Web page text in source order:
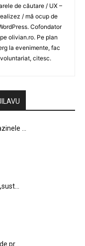
de căutare / UX –
/ mă ocup de
Cofondator
olivian.ro. Pe plan
la evenimente, fac
citesc.
...
pr...